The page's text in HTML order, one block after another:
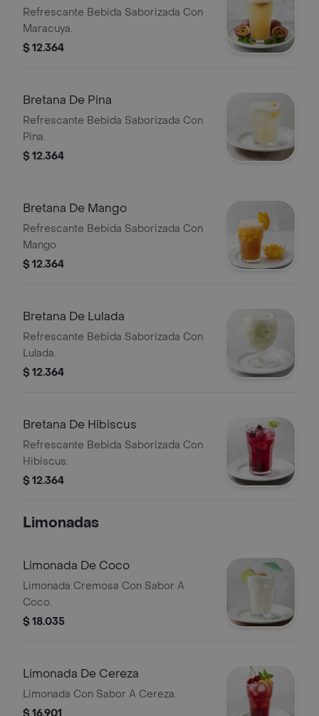
Refrescante Bebida Saborizada Con
Maracuya.
$ 12.364
Bretana De Pina
Refrescante Bebida Saborizada Con
Pina.
$ 12.364
Bretana De Mango
Refrescante Bebida Saborizada Con
Mango.
$ 12.364
Bretana De Lulada
Refrescante Bebida Saborizada Con
Lulada.
$ 12.364
Bretana De Hibiscus
Refrescante Bebida Saborizada Con
Hibiscus.
$ 12.364
Limonadas
Limonada De Coco
Limonada Cremosa Con Sabor A
Coco.
$ 18.035
Limonada De Cereza
Limonada Con Sabor A Cereza.